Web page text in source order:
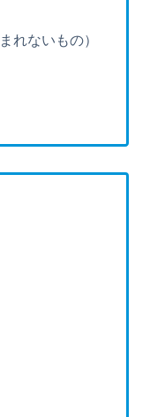
れないもの）